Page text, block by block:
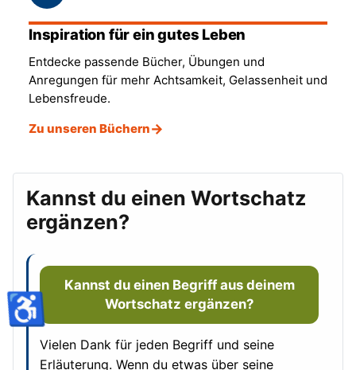
Inspiration für ein gutes Leben
Entdecke passende Bücher, Übungen und
Anregungen für mehr Achtsamkeit, Gelassenheit und
Lebensfreude.
Zu unseren Büchern
Kannst du einen Wortschatz
ergänzen?
Kannst du einen Begriff aus deinem
Wortschatz ergänzen?
Vielen Dank für jeden Begriff und seine
Erläuterung. Wenn du etwas über seine